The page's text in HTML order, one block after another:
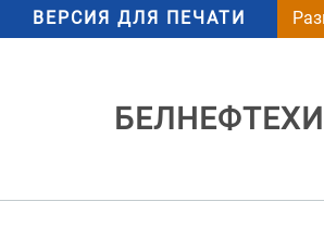
ВЕРСИЯ ДЛЯ ПЕЧАТИ